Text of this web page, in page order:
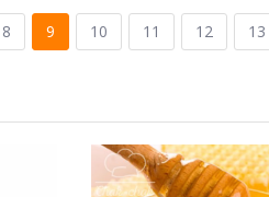
8 9 10 11 12 13